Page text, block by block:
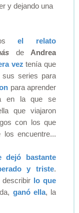
y dejando una
el relato
de Andrea
veztenía que
series para
para aprender
en la que se
que viajaron
con los que
encuentre...
dejó bastante
y triste.
lo que
ganó ella, la